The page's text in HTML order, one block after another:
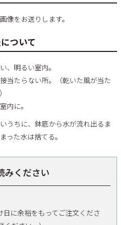
像をお送りします。
ついて
、明るい室内。
当たらない所。（乾いた風が当た
内に。
うちに、鉢底から水が流れ出るま
った水は捨てる。
みください
に余裕をもってご注文くださ